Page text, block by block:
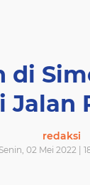
di
Jalan
redaksi
Senin, 02 Mei 2022 |